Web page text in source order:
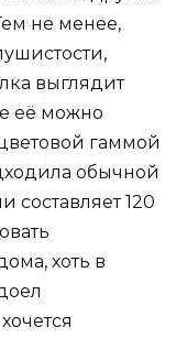
не менее,
выглядит
её можно
гаммой
обычной
составляет 120
хоть в